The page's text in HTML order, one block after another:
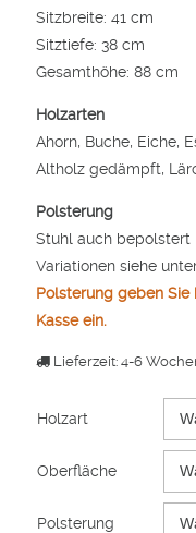
Sitzbreite: 41 cm
Sitztiefe: 38 cm
Gesamthöhe: 88 cm
Holzarten
Ahorn, Buche, Eiche,
Altholz gedämpft,
Polsterung
Stuhl auch bepolstert
Variationen siehe
Polsterung geben Sie
Kasse ein.
Lieferzeit: 4-6
Holzart
Oberfläche
Polsterung